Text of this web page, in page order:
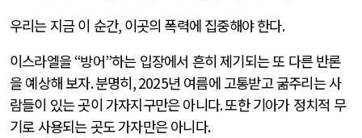
우리는 지금 이 순간, 이곳의 폭력에 집중해야 한다.
이스라엘을“방어”하는 입장에서 흔히 제기되는 또 다른 반론
을 예상해 보자.분명히, 2025년 여름에 고통받고 굶주리는 사
람들이 있는 곳이 가자지구만은 아니다.또한 기아가 정치적 무
기로 사용되는 곳도 가자만은 아니다.